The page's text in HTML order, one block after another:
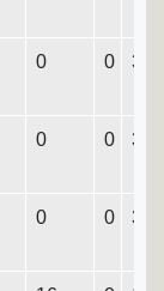
0 0 3
0 0 3
0 0 3